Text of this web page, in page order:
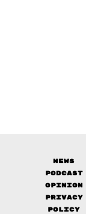
News
Podcast
Opinion
Privacy
Policy